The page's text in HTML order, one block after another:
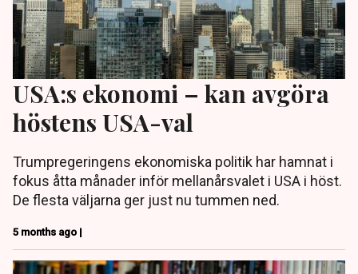
USA:s ekonomi – kan avgöra
höstens USA-val
Trumpregeringens ekonomiska politik har hamnat i
fokus åtta månader inför mellanårsvalet i USA i höst.
De flesta väljarna ger just nu tummen ned.
5 months ago |